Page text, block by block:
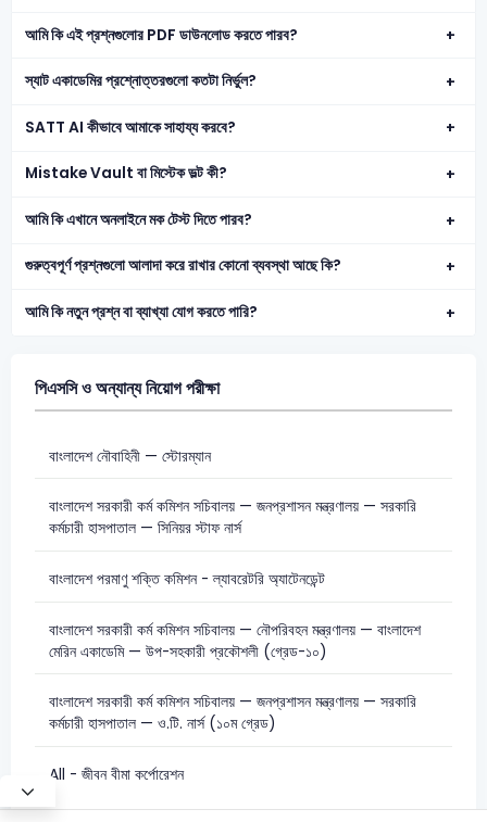
আমি কি এই প্রশ্নগুলোর PDF ডাউনলোড করতে পারব?
স্যাট একাডেমির প্রশ্নোত্তরগুলো কতটা নির্ভুল?
SATT AI কীভাবে আমাকে সাহায্য করবে?
Mistake Vault বা মিস্টেক ভল্ট কী?
আমি কি এখানে অনলাইনে মক টেস্ট দিতে পারব?
গুরুত্বপূর্ণ প্রশ্নগুলো আলাদা করে রাখার কোনো ব্যবস্থা আছে কি?
আমি কি নতুন প্রশ্ন বা ব্যাখ্যা যোগ করতে পারি?
পিএসসি ও অন্যান্য নিয়োগ পরীক্ষা
বাংলাদেশ নৌবাহিনী — স্টোরম্যান
বাংলাদেশ সরকারী কর্ম কমিশন সচিবালয় — জনপ্রশাসন মন্ত্রণালয় — সরকারি
কর্মচারী হাসপাতাল — সিনিয়র স্টাফ নার্স
বাংলাদেশ পরমাণু শক্তি কমিশন - ল্যাবরেটরি অ্যাটেনডেন্ট
বাংলাদেশ সরকারী কর্ম কমিশন সচিবালয় — নৌপরিবহন মন্ত্রণালয় — বাংলাদেশ
মেরিন একাডেমি — উপ-সহকারী প্রকৌশলী (গ্রেড-১০)
বাংলাদেশ সরকারী কর্ম কমিশন সচিবালয় — জনপ্রশাসন মন্ত্রণালয় — সরকারি
কর্মচারী হাসপাতাল — ও.টি. নার্স (১০ম গ্রেড)
All - জীবন বীমা কর্পোরেশন